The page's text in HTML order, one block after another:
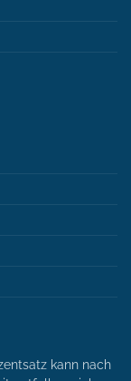
kann nach